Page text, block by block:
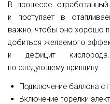
В процессе
и поступает в
важно, чтобы оно хорошо
добиться желаемого
и дефицит
по следующему принципу:
Подключение баллона с
Включение горелки